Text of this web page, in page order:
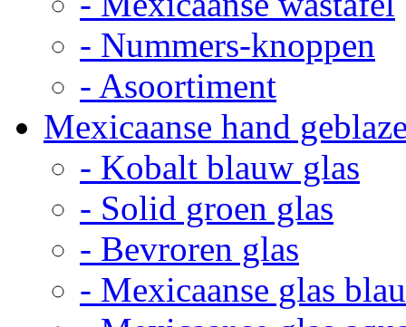
- Nummers-knoppen
- Asoortiment
Mexicaanse hand
- Kobalt blauw glas
- Solid groen glas
- Bevroren glas
- Mexicaanse glas